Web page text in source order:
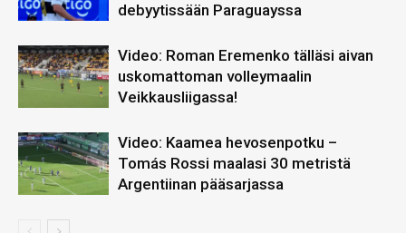
debyytissään Paraguayssa
Video: Roman Eremenko tälläsi aivan
uskomattoman volleymaalin
Veikkausliigassa!
Video: Kaamea hevosenpotku –
Tomás Rossi maalasi 30 metristä
Argentiinan pääsarjassa